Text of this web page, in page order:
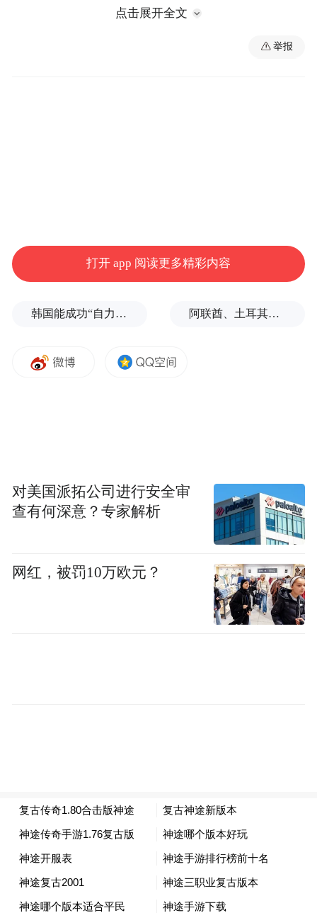
动，咀嚼功能丧失，来到市中医院寻求治
疗。医疗团队利用患者佩戴稳定的活动义齿
手术当日，在局部麻醉下，医疗团队凭借种
植机器人系统的引导，无需翻起牙龈组织
植体的植入。随后，预先制作的临时修复体
platform and merely provides information storage
space services.”
点击展开全文
举报
打开 app 阅读更多精彩内容
韩国能成功“自力更生”吗？ 阿联酋、土耳其、沙特等8国外长发表联合声明
对美国派拓公司进行安全审
查有何深意？专家解析
网红，被罚10万欧元？